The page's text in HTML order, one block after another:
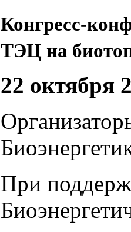
Конгресс-
ТЭЦ на
22 октября
При